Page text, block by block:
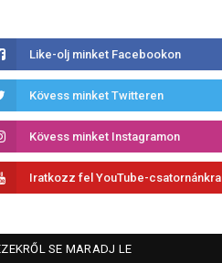
Like-olj minket Facebookon
Kövess minket Twitteren
Kövess minket Instagramon
Iratkozz fel YouTube-csatornánkra
SE MARADJ LE